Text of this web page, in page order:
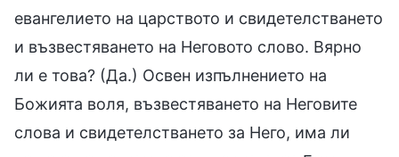
евангелието на царството и свидетелстването
и възвестяването на Неговото слово. Вярно
ли е това? (Да.) Освен изпълнението на
Божията воля, възвестяването на Неговите
слова и свидетелстването за Него, има ли